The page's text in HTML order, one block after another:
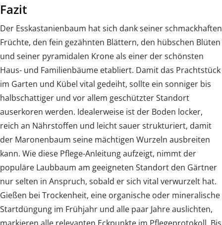
Fazit
Der Esskastanienbaum hat sich dank seiner schmackhaften
Früchte, den fein gezähnten Blättern, den hübschen Blüten
und seiner pyramidalen Krone als einer der schönsten
Haus- und Familienbäume etabliert. Damit das Prachtstück
im Garten und Kübel vital gedeiht, sollte ein sonniger bis
halbschattiger und vor allem geschützter Standort
auserkoren werden. Idealerweise ist der Boden locker,
reich an Nährstoffen und leicht sauer strukturiert, damit
der Maronenbaum seine mächtigen Wurzeln ausbreiten
kann. Wie diese Pflege-Anleitung aufzeigt, nimmt der
populäre Laubbaum am geeigneten Standort den Gärtner
nur selten in Anspruch, sobald er sich vital verwurzelt hat.
Gießen bei Trockenheit, eine organische oder mineralische
Startdüngung im Frühjahr und alle paar Jahre auslichten,